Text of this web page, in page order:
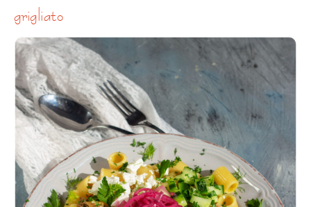
grigliato